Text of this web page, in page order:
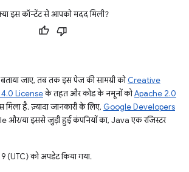
इस कॉन्टेंट से आपको मदद मिली?
जाए, तब तक इस पेज की सामग्री कोCreative
4.0 Licenseके तहत और कोड के नमूनों कोApache 2.0
है. ज़्यादा जानकारी के लिए, Google Developers
और/या इससे जुड़ी हुई कंपनियों का, Java एक रजिस्टर
(UTC) को अपडेट किया गया.